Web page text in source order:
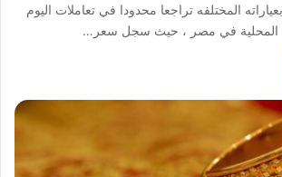
المختلفه تراجعا محدودا في تعاملات اليوم
المحلية في مصر ، حيث سجل سعر…